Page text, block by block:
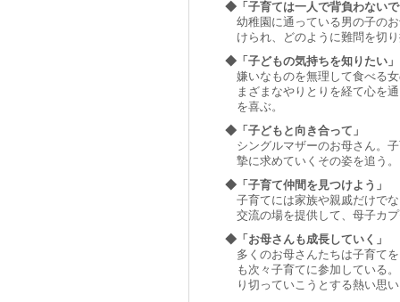
◆ 「子育ては一人で背負わない
幼稚園に通っている男の子の
けられ、どのように難問を切
◆ 「子どもの気持ちを知りたい」
嫌いなものを無理して食べる
まざまなやりとりを経て心を
を喜ぶ。
◆ 「子どもと向き合って」
シングルマザーのお母さん。
摯に求めていくその姿を追う。
◆ 「子育て仲間を見つけよう」
子育てには家族や親戚だけで
交流の場を提供して、母子カ
◆ 「お母さんも成長していく」
多くのお母さんたちは子育て
も次々子育てに参加している
り切っていこうとする熱い思